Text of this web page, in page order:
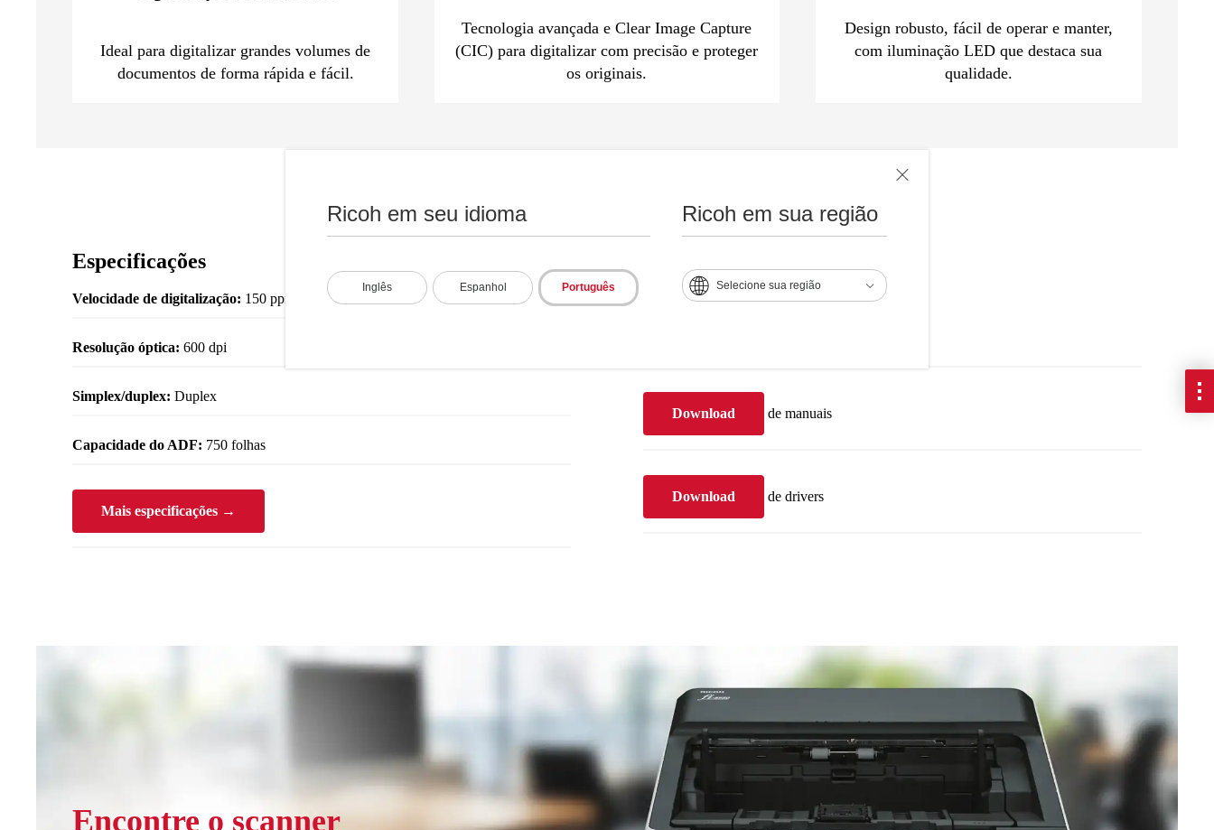
Ricoh em seu idioma
Inglês Espanhol Português
Ricoh em sua região
Selecione sua região
Ideal para digitalizar grandes volumes de
documentos de forma rápida e fácil.
Tecnologia avançada e Clear Image Capture
(CIC) para digitalizar com precisão e proteger
os originais.
Design robusto, fácil de operar e manter,
com iluminação LED que destaca sua
qualidade.
Especificações
Velocidade de digitalização: 150 ppm / 300 ipm horizontal
Resolução óptica: 600 dpi
Simplex/duplex: Duplex
Capacidade do ADF: 750 folhas
Mais especificações →
Suporte e downloads
Download de manuais
Download de drivers
Encontre o scanner